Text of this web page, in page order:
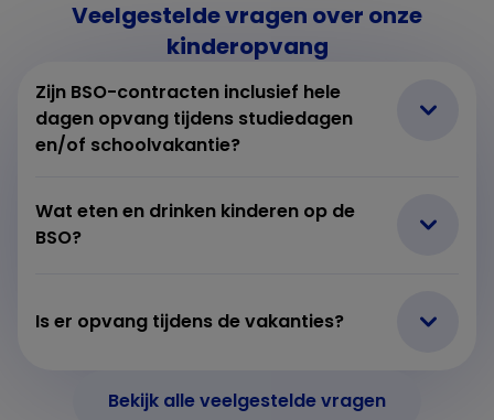
Veelgestelde vragen over onze
kinderopvang
Zijn BSO-contracten inclusief hele
dagen opvang tijdens studiedagen
en/of schoolvakantie?
Wat eten en drinken kinderen op de
BSO?
Is er opvang tijdens de vakanties?
Bekijk alle veelgestelde vragen